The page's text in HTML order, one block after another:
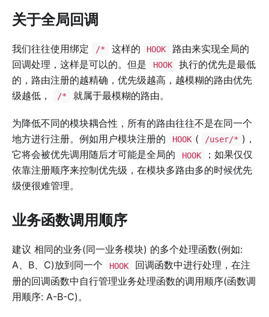
关于全局回调
我们往往使用绑定 /* 这样的 HOOK
路由来实现全局的
回调处理，这样是可以的。但是
HOOK
执行的优先是最低
的，路由注册的越精确，优先级越高，越模糊的路由优先
级越低，
/* 就属于最模糊的路由。
为降低不同的模块耦合性，所有的路由往往不是在同一个
地方进行注册。例如用户模块注册的
HOOK ( /user/* )，
它将会被优先调用随后才可能是全局的
HOOK
；如果仅仅
依靠注册顺序来控制优先级，在模块多路由多的时候优先
级便很难管理。
业务函数调用顺序
建议 相同的业务(同一业务模块) 的多个处理函数(例如:
A、B、C)放到同一个
HOOK
回调函数中进行处理，在注
册的回调函数中自行管理业务处理函数的调用顺序(函数调
用顺序: A-B-C)。